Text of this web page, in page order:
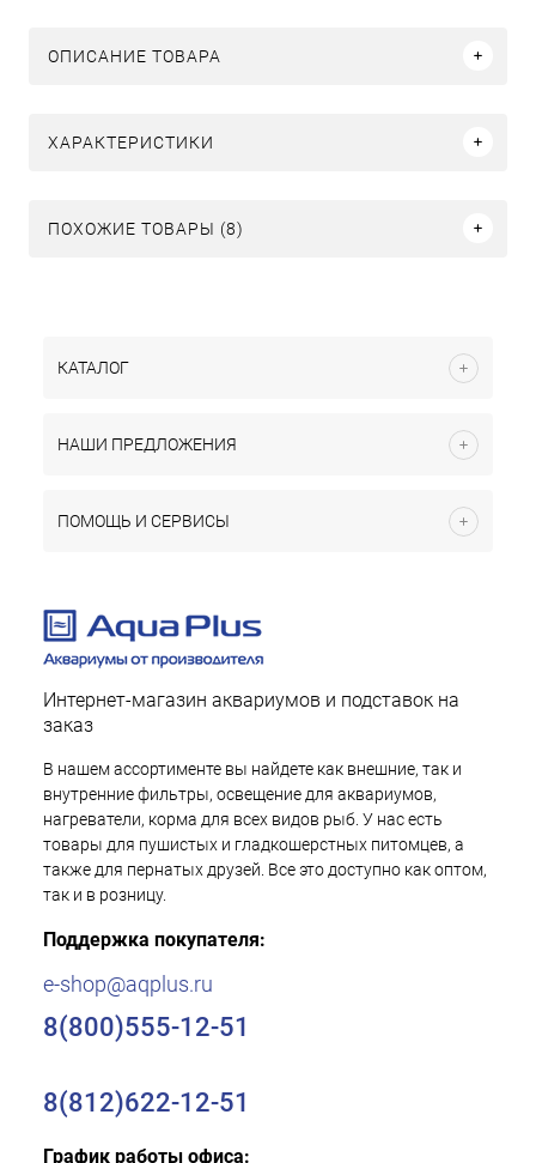
ОПИСАНИЕ ТОВАРА
ХАРАКТЕРИСТИКИ
ПОХОЖИЕ ТОВАРЫ (8)
КАТАЛОГ
НАШИ ПРЕДЛОЖЕНИЯ
ПОМОЩЬ И СЕРВИСЫ
Интернет-магазин аквариумов и подставок на
заказ
В нашем ассортименте вы найдете как внешние, так и
внутренние фильтры, освещение для аквариумов,
нагреватели, корма для всех видов рыб. У нас есть
товары для пушистых и гладкошерстных питомцев, а
также для пернатых друзей. Все это доступно как оптом,
так и в розницу.
Поддержка покупателя:
e-shop@aqplus.ru
8(800)555-12-51
8(812)622-12-51
График работы офиса: